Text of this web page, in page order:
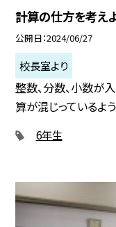
計算の仕方を考え
公開日 2024/06/27
校長室より
整数、分数、小数が入
算が混じっているよ
6年生